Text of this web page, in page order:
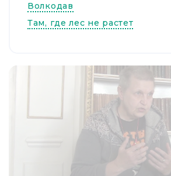
Волкодав
Там, где лес не растет